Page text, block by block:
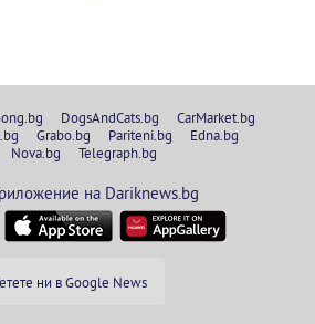
DogsAndCats.bg
CarMarket.bg
Grabo.bg Pariteni.bg
Edna.bg
Nova.bg Telegraph.bg
на Dariknews.bg
ни в Google News